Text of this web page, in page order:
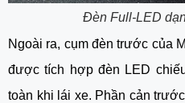
Đèn Full-LED
Ngoài ra, cụm đèn trước của
được tích hợp đèn LED
toàn khi lái xe. Phần cản